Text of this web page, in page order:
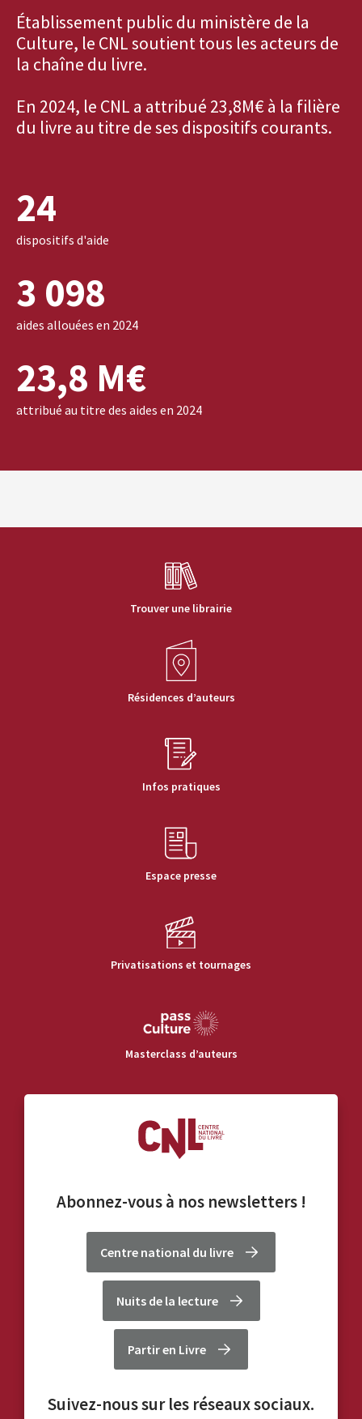
Établissement public du ministère de la
Culture, le CNL soutient tous les acteurs de
la chaîne du livre.
En 2024, le CNL a attribué 23,8M€ à la filière
du livre au titre de ses dispositifs courants.
24
dispositifs d'aide
3 098
aides allouées en 2024
23,8 M€
attribué au titre des aides en 2024
Trouver une librairie
Résidences d’auteurs
Infos pratiques
Espace presse
Privatisations et tournages
Masterclass d’auteurs
Abonnez-vous à nos newsletters!
Centre national du livre
Nuits de la lecture
Partir en Livre
Suivez-nous sur les réseaux sociaux.